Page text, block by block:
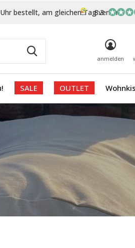
SALE OUTLET
anmelden
bestellt, am gleichen Tag versand
8.3